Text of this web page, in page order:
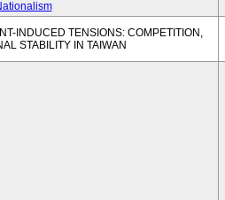
INDUCED TENSIONS: COMPETITION,
STABILITY IN TAIWAN